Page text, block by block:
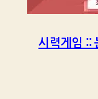
시력게임 ::